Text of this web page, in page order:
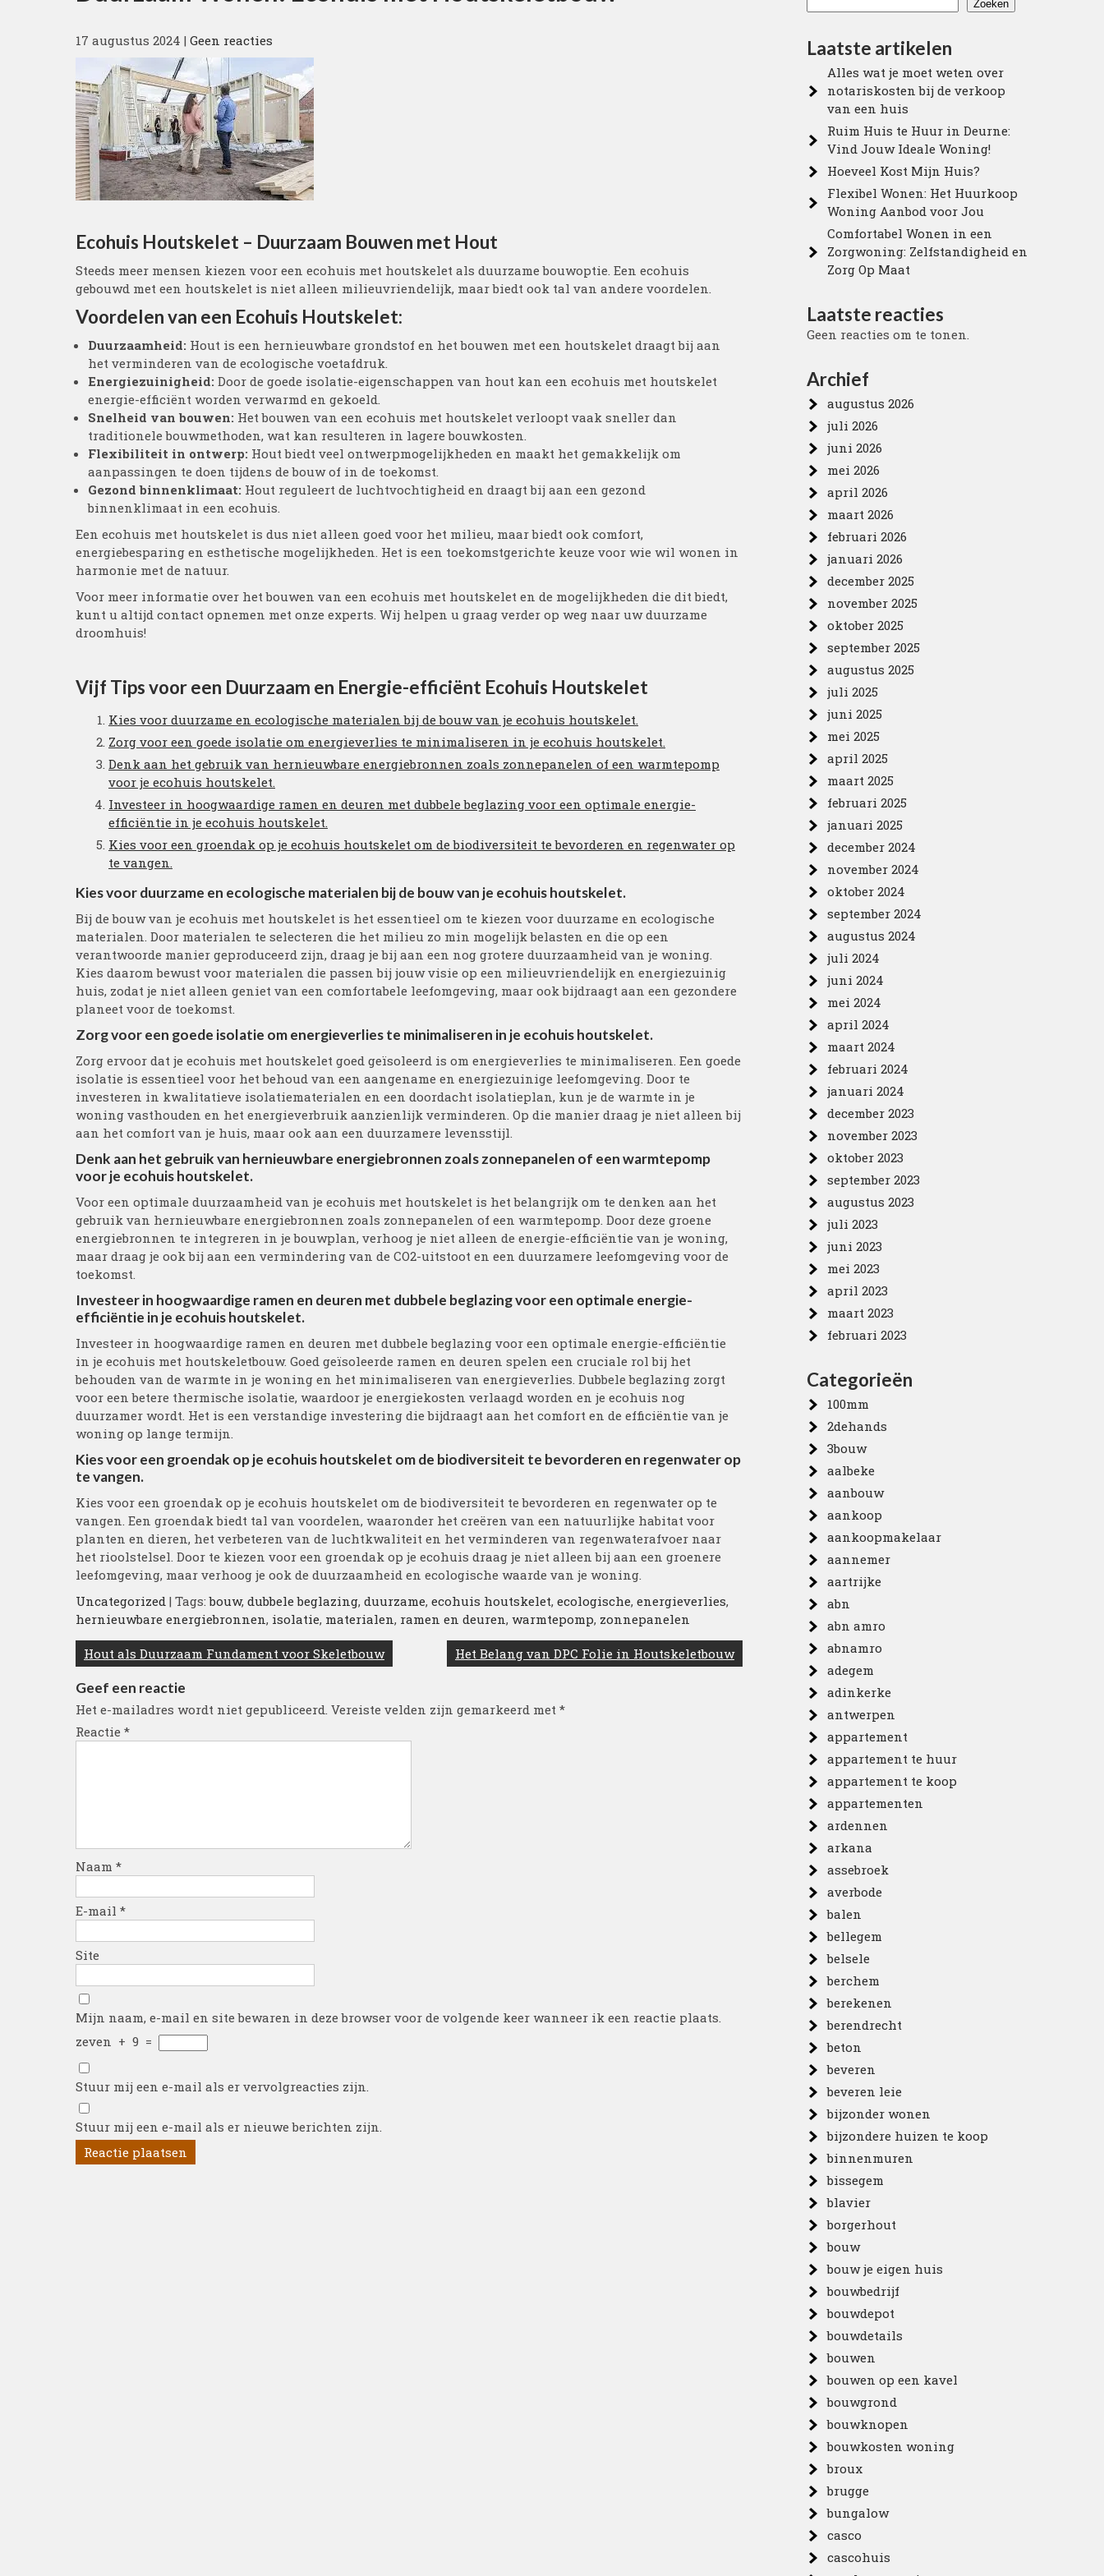
17 augustus 2024 | Geen reacties
Ecohuis Houtskelet – Duurzaam Bouwen met Hout
Steeds meer mensen kiezen voor een ecohuis met houtskelet als duurzame bouwoptie. Een ecohuis
gebouwd met een houtskelet is niet alleen milieuvriendelijk, maar biedt ook tal van andere voordelen.
Voordelen van een Ecohuis Houtskelet:
Duurzaamheid: Hout is een hernieuwbare grondstof en het bouwen met een houtskelet draagt bij aan
het verminderen van de ecologische voetafdruk.
Energiezuinigheid: Door de goede isolatie-eigenschappen van hout kan een ecohuis met houtskelet
energie-efficiënt worden verwarmd en gekoeld.
Snelheid van bouwen: Het bouwen van een ecohuis met houtskelet verloopt vaak sneller dan
traditionele bouwmethoden, wat kan resulteren in lagere bouwkosten.
Flexibiliteit in ontwerp: Hout biedt veel ontwerpmogelijkheden en maakt het gemakkelijk om
aanpassingen te doen tijdens de bouw of in de toekomst.
Gezond binnenklimaat: Hout reguleert de luchtvochtigheid en draagt bij aan een gezond
binnenklimaat in een ecohuis.
Een ecohuis met houtskelet is dus niet alleen goed voor het milieu, maar biedt ook comfort,
energiebesparing en esthetische mogelijkheden. Het is een toekomstgerichte keuze voor wie wil wonen in
harmonie met de natuur.
Voor meer informatie over het bouwen van een ecohuis met houtskelet en de mogelijkheden die dit biedt,
kunt u altijd contact opnemen met onze experts. Wij helpen u graag verder op weg naar uw duurzame
droomhuis!
Vijf Tips voor een Duurzaam en Energie-efficiënt Ecohuis Houtskelet
Kies voor duurzame en ecologische materialen bij de bouw van je ecohuis houtskelet.
Zorg voor een goede isolatie om energieverlies te minimaliseren in je ecohuis houtskelet.
Denk aan het gebruik van hernieuwbare energiebronnen zoals zonnepanelen of een warmtepomp
voor je ecohuis houtskelet.
Investeer in hoogwaardige ramen en deuren met dubbele beglazing voor een optimale energie-
efficiëntie in je ecohuis houtskelet.
Kies voor een groendak op je ecohuis houtskelet om de biodiversiteit te bevorderen en regenwater op
te vangen.
Kies voor duurzame en ecologische materialen bij de bouw van je ecohuis houtskelet.
Bij de bouw van je ecohuis met houtskelet is het essentieel om te kiezen voor duurzame en ecologische
materialen. Door materialen te selecteren die het milieu zo min mogelijk belasten en die op een
verantwoorde manier geproduceerd zijn, draag je bij aan een nog grotere duurzaamheid van je woning.
Kies daarom bewust voor materialen die passen bij jouw visie op een milieuvriendelijk en energiezuinig
huis, zodat je niet alleen geniet van een comfortabele leefomgeving, maar ook bijdraagt aan een gezondere
planeet voor de toekomst.
Zorg voor een goede isolatie om energieverlies te minimaliseren in je ecohuis houtskelet.
Zorg ervoor dat je ecohuis met houtskelet goed geïsoleerd is om energieverlies te minimaliseren. Een goede
isolatie is essentieel voor het behoud van een aangename en energiezuinige leefomgeving. Door te
investeren in kwalitatieve isolatiematerialen en een doordacht isolatieplan, kun je de warmte in je
woning vasthouden en het energieverbruik aanzienlijk verminderen. Op die manier draag je niet alleen bij
aan het comfort van je huis, maar ook aan een duurzamere levensstijl.
Denk aan het gebruik van hernieuwbare energiebronnen zoals zonnepanelen of een warmtepomp
voor je ecohuis houtskelet.
Voor een optimale duurzaamheid van je ecohuis met houtskelet is het belangrijk om te denken aan het
gebruik van hernieuwbare energiebronnen zoals zonnepanelen of een warmtepomp. Door deze groene
energiebronnen te integreren in je bouwplan, verhoog je niet alleen de energie-efficiëntie van je woning,
maar draag je ook bij aan een vermindering van de CO2-uitstoot en een duurzamere leefomgeving voor de
toekomst.
Investeer in hoogwaardige ramen en deuren met dubbele beglazing voor een optimale energie-
efficiëntie in je ecohuis houtskelet.
Investeer in hoogwaardige ramen en deuren met dubbele beglazing voor een optimale energie-efficiëntie
in je ecohuis met houtskeletbouw. Goed geïsoleerde ramen en deuren spelen een cruciale rol bij het
behouden van de warmte in je woning en het minimaliseren van energieverlies. Dubbele beglazing zorgt
voor een betere thermische isolatie, waardoor je energiekosten verlaagd worden en je ecohuis nog
duurzamer wordt. Het is een verstandige investering die bijdraagt aan het comfort en de efficiëntie van je
woning op lange termijn.
Kies voor een groendak op je ecohuis houtskelet om de biodiversiteit te bevorderen en regenwater op
te vangen.
Kies voor een groendak op je ecohuis houtskelet om de biodiversiteit te bevorderen en regenwater op te
vangen. Een groendak biedt tal van voordelen, waaronder het creëren van een natuurlijke habitat voor
planten en dieren, het verbeteren van de luchtkwaliteit en het verminderen van regenwaterafvoer naar
het rioolstelsel. Door te kiezen voor een groendak op je ecohuis draag je niet alleen bij aan een groenere
leefomgeving, maar verhoog je ook de duurzaamheid en ecologische waarde van je woning.
Uncategorized | Tags:bouw, dubbele beglazing, duurzame, ecohuis houtskelet, ecologische, energieverlies,
hernieuwbare energiebronnen, isolatie, materialen, ramen en deuren, warmtepomp, zonnepanelen
Berichtnavigatie
Hout als Duurzaam Fundament voor Skeletbouw Het Belang van DPC Folie in Houtskeletbouw
Geef een reactie
Het e-mailadres wordt niet gepubliceerd. Vereiste velden zijn gemarkeerd met *
Reactie *
Naam *
E-mail *
Site
Mijn naam, e-mail en site bewaren in deze browser voor de volgende keer wanneer ik een reactie plaats.
zeven + 9 =
Stuur mij een e-mail als er vervolgreacties zijn.
Stuur mij een e-mail als er nieuwe berichten zijn.
Zoeken
Laatste artikelen
Alles wat je moet weten over
notariskosten bij de verkoop
van een huis
Ruim Huis te Huur in Deurne:
Vind Jouw Ideale Woning!
Hoeveel Kost Mijn Huis?
Flexibel Wonen: Het Huurkoop
Woning Aanbod voor Jou
Comfortabel Wonen in een
Zorgwoning: Zelfstandigheid en
Zorg Op Maat
Laatste reacties
Geen reacties om te tonen.
Archief
augustus 2026
juli 2026
juni 2026
mei 2026
april 2026
maart 2026
februari 2026
januari 2026
december 2025
november 2025
oktober 2025
september 2025
augustus 2025
juli 2025
juni 2025
mei 2025
april 2025
maart 2025
februari 2025
januari 2025
december 2024
november 2024
oktober 2024
september 2024
augustus 2024
juli 2024
juni 2024
mei 2024
april 2024
maart 2024
februari 2024
januari 2024
december 2023
november 2023
oktober 2023
september 2023
augustus 2023
juli 2023
juni 2023
mei 2023
april 2023
maart 2023
februari 2023
Categorieën
100mm
2dehands
3bouw
aalbeke
aanbouw
aankoop
aankoopmakelaar
aannemer
aartrijke
abn
abn amro
abnamro
adegem
adinkerke
antwerpen
appartement
appartement te huur
appartement te koop
appartementen
ardennen
arkana
assebroek
averbode
balen
bellegem
belsele
berchem
berekenen
berendrecht
beton
beveren
beveren leie
bijzonder wonen
bijzondere huizen te koop
binnenmuren
bissegem
blavier
borgerhout
bouw
bouw je eigen huis
bouwbedrijf
bouwdepot
bouwdetails
bouwen
bouwen op een kavel
bouwgrond
bouwknopen
bouwkosten woning
broux
brugge
bungalow
casco
cascohuis